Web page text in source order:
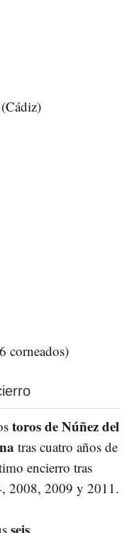
corneados)
toros de Núñez del
tras cuatro años de
encierro tras
2008, 2009 y 2011.